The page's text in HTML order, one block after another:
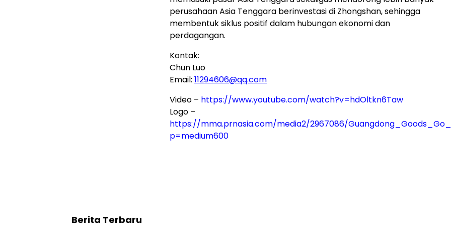
perusahaan Asia Tenggara berinvestasi di Zhongshan, sehingga
membentuk siklus positif dalam hubungan ekonomi dan
perdagangan.
Kontak:
Chun Luo
Email: 11294606@qq.com
Video – https://www.youtube.com/watch?v=hdOltkn6Taw
Logo –
https://mma.prnasia.com/media2/2967086/
p=medium600
Berita Terbaru